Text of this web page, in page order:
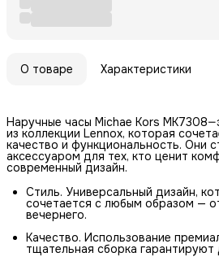
О товаре Характеристики
Наручные часы Michae Kors
из коллекции Lennox, которая
качество и функциональность. Они
аксессуаром для тех, кто ценит
современный дизайн.
Стиль. Универсальный дизайн,
сочетается с любым образом —
вечернего.
Качество. Использование
тщательная сборка гарантируют